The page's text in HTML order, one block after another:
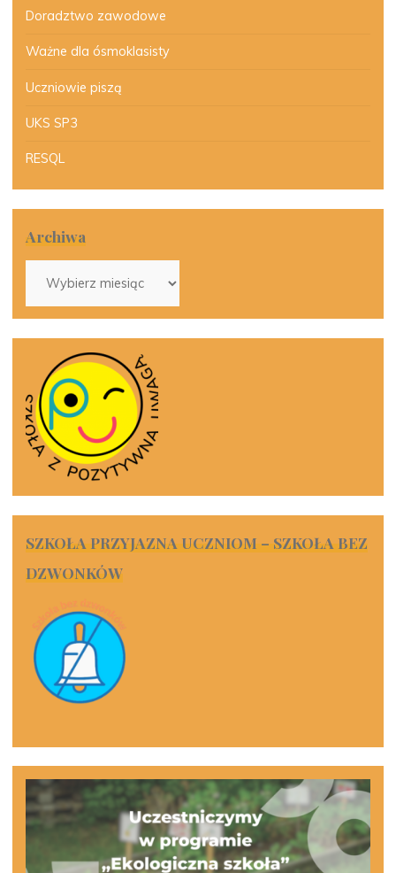
Doradztwo zawodowe
Ważne dla ósmoklasisty
Uczniowie piszą
UKS SP3
RESQL
Archiwa
SZKOŁA PRZYJAZNA UCZNIOM – SZKOŁA BEZ
DZWONKÓW